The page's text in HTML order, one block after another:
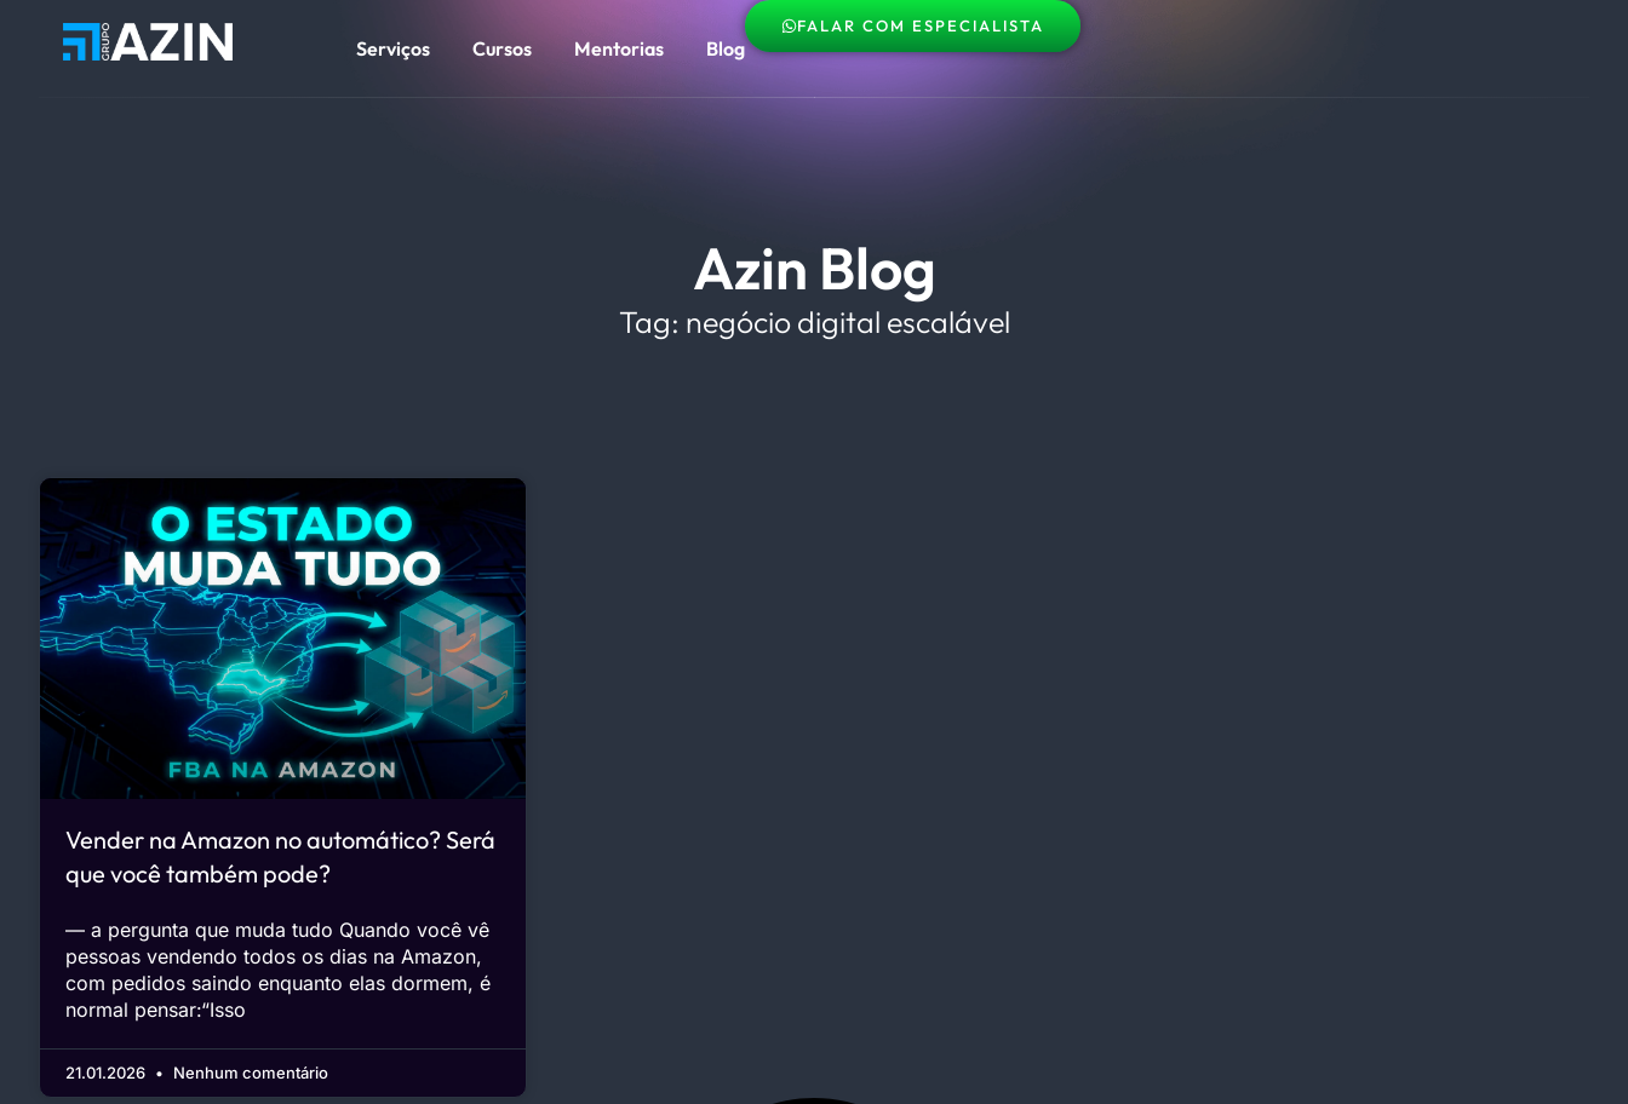
Serviços Cursos Mentorias Blog
FALAR COM ESPECIALISTA
Azin Blog
Tag: negócio digital escalável
Vender na Amazon no automático? Será
que você também pode?
— a pergunta que muda tudo Quando você vê
pessoas vendendo todos os dias na Amazon,
com pedidos saindo enquanto elas dormem, é
normal pensar:“Isso
21.01.2026 Nenhum comentário